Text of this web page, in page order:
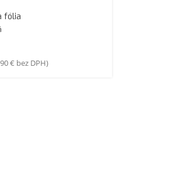
fólia
€ bez DPH)